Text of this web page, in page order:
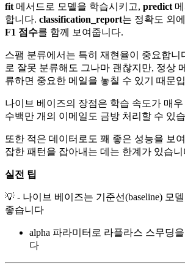
fit 메서드로 모델을 학습시키고, predict
합니다. classification_report는 정확도 외
F1 점수를 함께 보여줍니다.
스팸 분류에서는 특히 재현율이 중요합니
로 잘못 분류해도 그나마 괜찮지만, 정상
류하면 중요한 메일을 놓칠 수 있기 때문
나이브 베이즈의 장점은 학습 속도가 매
수백만 개의 이메일도 금방 처리할 수 있
또한 적은 데이터로도 꽤 좋은 성능을 보
잡한 패턴을 잡아내는 데는 한계가 있습니
실전 팁
💡 - 나이브 베이즈는 기준선(baseline) 모
좋습니다
alpha 파라미터로 라플라스 스무딩
다